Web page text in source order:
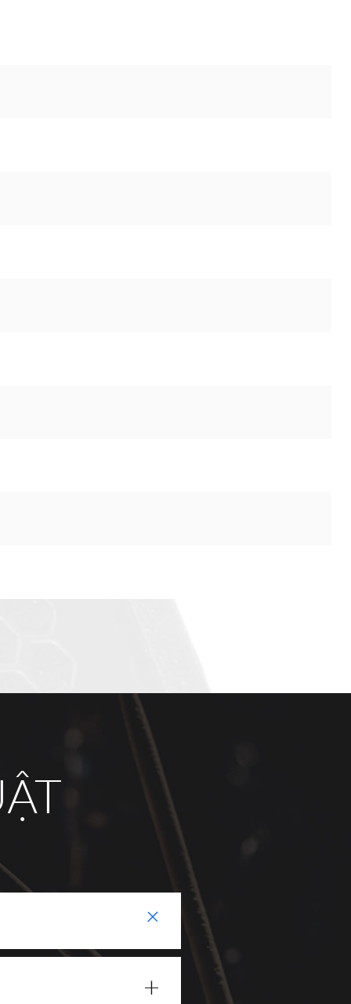
+
+